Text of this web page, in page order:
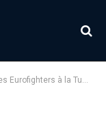
Diplomatique entre Erdoğan et Scholz